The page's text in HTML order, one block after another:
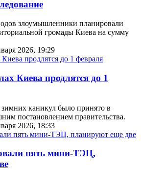
злоумышленники планировали
громады Киева на сумму
2026, 19:29
Киева продлятся до 1
каникул было принято в
постановлением правительства.
2026, 18:33
пять мини-ТЭЦ,